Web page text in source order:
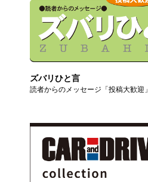
ズバリひと言
読者からのメッセージ「投稿大歓迎」